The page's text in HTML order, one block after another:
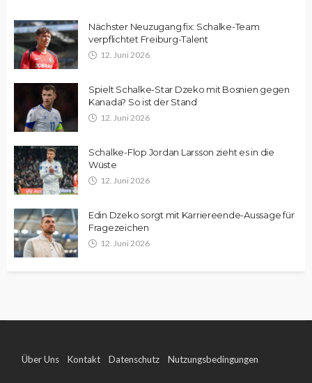
Nächster Neuzugang fix: Schalke-Team
verpflichtet Freiburg-Talent
12. Juni 2026
Spielt Schalke-Star Dzeko mit Bosnien gegen
Kanada? So ist der Stand
12. Juni 2026
Schalke-Flop Jordan Larsson zieht es in die
Wüste
12. Juni 2026
Edin Dzeko sorgt mit Karriereende-Aussage für
Fragezeichen
12. Juni 2026
Über Uns Kontakt Datenschutz Nutzungsbedingungen